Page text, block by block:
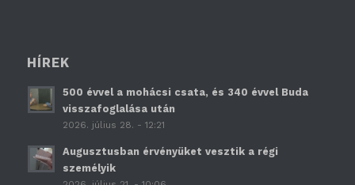
HÍREK
500 évvel a mohácsi csata, és 340 évvel Buda
visszafoglalása után
2026. július 28. - 12:21
Augusztusban érvényüket vesztik a régi
személyik